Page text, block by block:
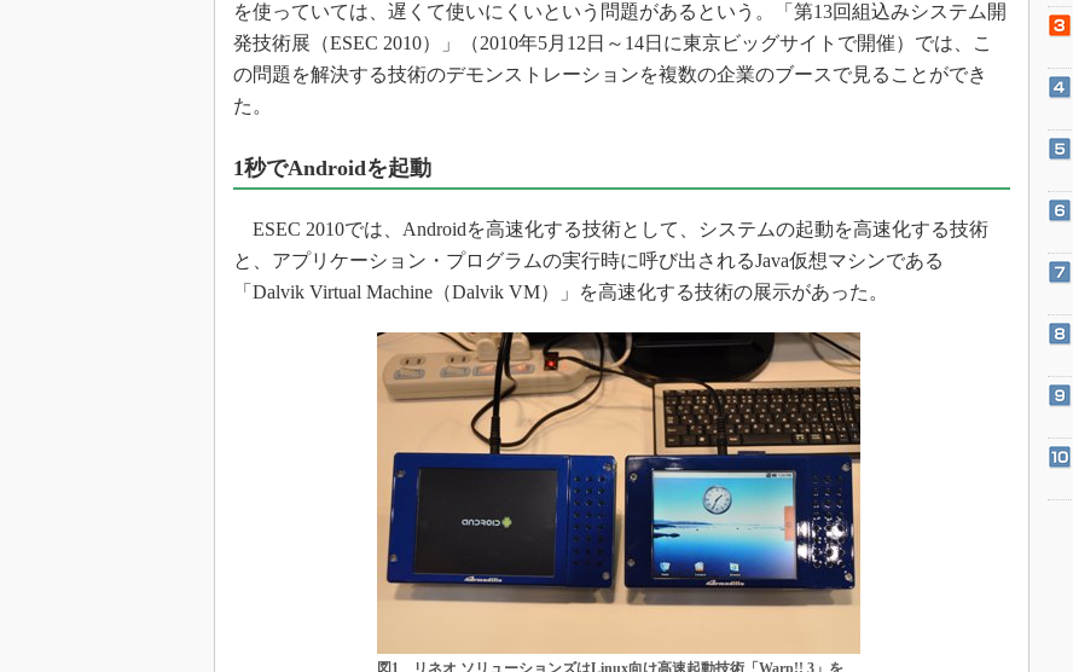
IHSアナリスト「未来展望」
「英語に愛されないエンジニア」の
ための新行動論
を使っていては、遅くて使いにくいという問題があるという。「第13回組込みシステム開
発技術展（ESEC 2010）」（2010年5月12日～14日に東京ビッグサイトで開催）では、こ
の問題を解決する技術のデモンストレーションを複数の企業のブースで見ることができ
た。
1秒でAndroidを起動
ESEC 2010では、Androidを高速化する技術として、システムの起動を高速化する技術
と、アプリケーション・プログラムの実行時に呼び出されるJava仮想マシンである
「Dalvik Virtual Machine（Dalvik VM）」を高速化する技術の展示があった。
図1 リネオ ソリューションズはLinux向け高速起動技術「Warp!! 3」を